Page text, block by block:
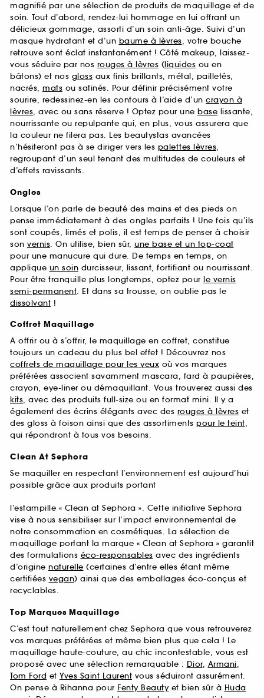
magnifié par une sélection de produits de maquillage et de
soin. Tout d’abord, rendez-lui hommage en lui offrant un
délicieux gommage, assorti d’un soin anti-âge. Suivi d’un
masque hydratant et d’un baume à lèvres, votre bouche
retrouve sont éclat instantanément ! Côté makeup, laissez-
vous séduire par nos rouges à lèvres (liquides ou en
bâtons) et nos gloss aux finis brillants, métal, pailletés,
nacrés, mats ou satinés. Pour définir précisément votre
sourire, redessinez-en les contours à l’aide d’un crayon à
lèvres, avec ou sans réserve ! Optez pour une base lissante,
nourrissante ou repulpante qui, en plus, vous assurera que
la couleur ne filera pas. Les beautystas avancées
n’hésiteront pas à se diriger vers les palettes lèvres,
regroupant d’un seul tenant des multitudes de couleurs et
d’effets ravissants.
Ongles
Lorsque l’on parle de beauté des mains et des pieds on
pense immédiatement à des ongles parfaits ! Une fois qu’ils
sont coupés, limés et polis, il est temps de penser à choisir
son vernis. On utilise, bien sûr, une base et un top-coat
pour une manucure qui dure. De temps en temps, on
applique un soin durcisseur, lissant, fortifiant ou nourrissant.
Pour être tranquille plus longtemps, optez pour le vernis
semi-permanent. Et dans sa trousse, on oublie pas le
dissolvant !
Coffret Maquillage
A offrir ou à s’offrir, le maquillage en coffret, constitue
toujours un cadeau du plus bel effet ! Découvrez nos
coffrets de maquillage pour les yeux où vos marques
préférées associent savamment mascara, fard à paupières,
crayon, eye-liner ou démaquillant. Vous trouverez aussi des
kits, avec des produits full-size ou en format mini. Il y a
également des écrins élégants avec des rouges à lèvres et
des gloss à foison ainsi que des assortiments pour le teint,
qui répondront à tous vos besoins.
Clean At Sephora
Se maquiller en respectant l’environnement est aujourd’hui
possible grâce aux produits portant
l’estampille « Clean at Sephora ». Cette initiative Sephora
vise à nous sensibiliser sur l’impact environnemental de
notre consommation en cosmétiques. La sélection de
maquillage portant la marque « Clean at Sephora » garantit
des formulations éco-responsables avec des ingrédients
d’origine naturelle (certaines d’entre elles étant même
certifiées vegan) ainsi que des emballages éco-conçus et
recyclables.
Top Marques Maquillage
C’est tout naturellement chez Sephora que vous retrouverez
vos marques préférées et même bien plus que cela ! Le
maquillage haute-couture, au chic incontestable, vous est
proposé avec une sélection remarquable : Dior, Armani,
Tom Ford et Yves Saint Laurent vous séduiront assurément.
On pense à Rihanna pour Fenty Beautyet bien sûr à Huda